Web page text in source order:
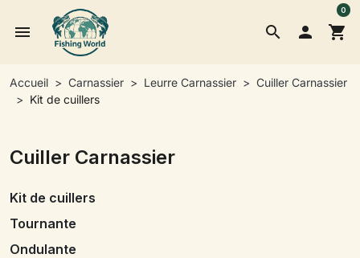
search
menu  shopping_cart
0
Accueil Carnassier Leurre Carnassier
Cuiller Carnassier
Kit de cuillers
Cuiller Carnassier
Kit de cuillers
Tournante
Ondulante